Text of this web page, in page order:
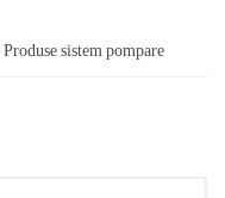
Produse sistem pompare